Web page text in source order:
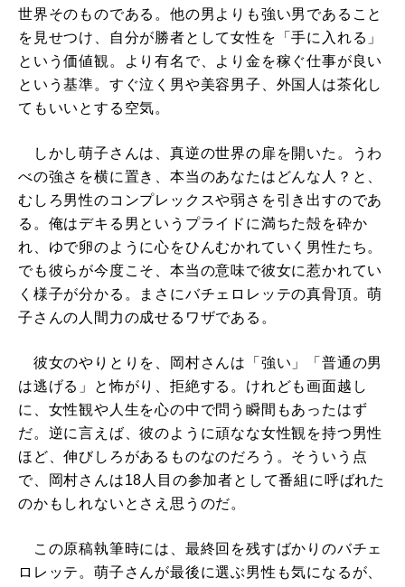
世界そのものである。他の男よりも強い男であること
を見せつけ、自分が勝者として女性を「手に入れる」
という価値観。より有名で、より金を稼ぐ仕事が良い
という基準。すぐ泣く男や美容男子、外国人は茶化し
てもいいとする空気。
しかし萌子さんは、真逆の世界の扉を開いた。うわ
べの強さを横に置き、本当のあなたはどんな人？と、
むしろ男性のコンプレックスや弱さを引き出すのであ
る。俺はデキる男というプライドに満ちた殻を砕か
れ、ゆで卵のように心をひんむかれていく男性たち。
でも彼らが今度こそ、本当の意味で彼女に惹かれてい
く様子が分かる。まさにバチェロレッテの真骨頂。萌
子さんの人間力の成せるワザである。
彼女のやりとりを、岡村さんは「強い」「普通の男
は逃げる」と怖がり、拒絶する。けれども画面越し
に、女性観や人生を心の中で問う瞬間もあったはず
だ。逆に言えば、彼のように頑なな女性観を持つ男性
ほど、伸びしろがあるものなのだろう。そういう点
で、岡村さんは18人目の参加者として番組に呼ばれた
のかもしれないとさえ思うのだ。
この原稿執筆時には、最終回を残すばかりのバチェ
ロレッテ。萌子さんが最後に選ぶ男性も気になるが、